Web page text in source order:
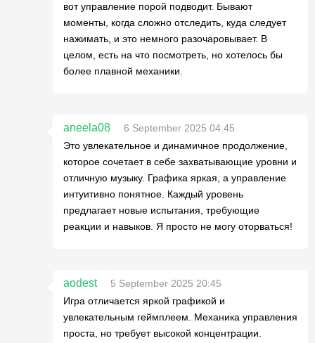
вот управление порой подводит. Бывают
моменты, когда сложно отследить, куда следует
нажимать, и это немного разочаровывает. В
целом, есть на что посмотреть, но хотелось бы
более плавной механики.
aneela08
6 September 2025 04:45
Это увлекательное и динамичное продолжение,
которое сочетает в себе захватывающие уровни и
отличную музыку. Графика яркая, а управление
интуитивно понятное. Каждый уровень
предлагает новые испытания, требующие
реакции и навыков. Я просто не могу оторваться!
aodest
5 September 2025 20:45
Игра отличается яркой графикой и
увлекательным геймплеем. Механика управления
проста, но требует высокой концентрации.